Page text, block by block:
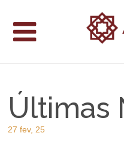
Últimas
27 fev, 25